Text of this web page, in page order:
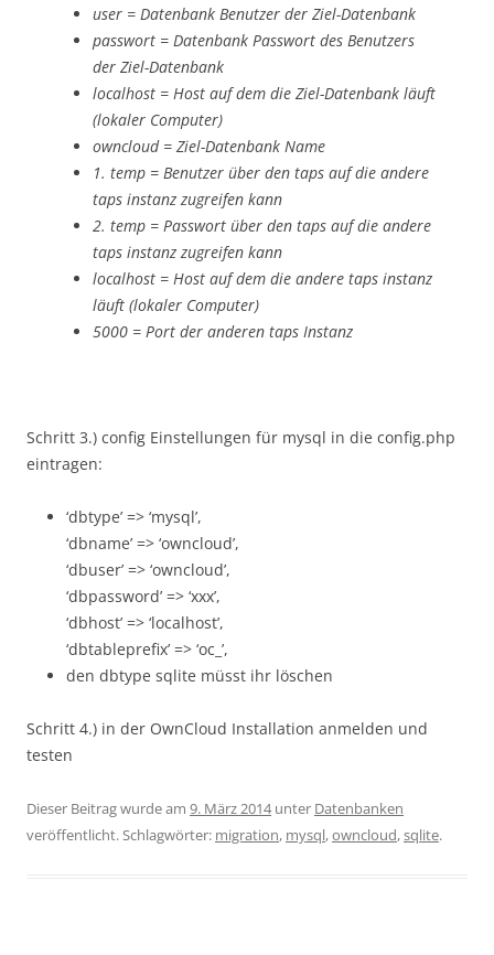
user = Datenbank Benutzer der Ziel-Datenbank
passwort = Datenbank Passwort des Benutzers
der Ziel-Datenbank
localhost = Host auf dem die Ziel-Datenbank läuft
(lokaler Computer)
owncloud = Ziel-Datenbank Name
1. temp = Benutzer über den taps auf die andere
taps instanz zugreifen kann
2. temp = Passwort über den taps auf die andere
taps instanz zugreifen kann
localhost = Host auf dem die andere taps instanz
läuft (lokaler Computer)
5000 = Port der anderen taps Instanz
Schritt 3.) config Einstellungen für mysql in die config.php
eintragen:
‘dbtype’ => ‘mysql’,
‘dbname’ => ‘owncloud’,
‘dbuser’ => ‘owncloud’,
‘dbpassword’ => ‘xxx’,
‘dbhost’ => ‘localhost’,
‘dbtableprefix’ => ‘oc_’,
den dbtype sqlite müsst ihr löschen
Schritt 4.) in der OwnCloud Installation anmelden und
testen
Dieser Beitrag wurde am 9. März 2014unter Datenbanken
veröffentlicht. Schlagwörter: migration, mysql,owncloud,sqlite.